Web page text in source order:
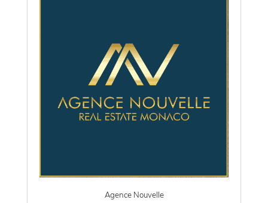
Agence Nouvelle